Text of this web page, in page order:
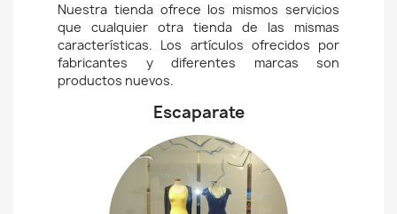
Nuestra tienda ofrece los mismos servicios
que cualquier otra tienda de las mismas
características. Los artículos ofrecidos por
fabricantes y diferentes marcas son
productos nuevos.
Escaparate